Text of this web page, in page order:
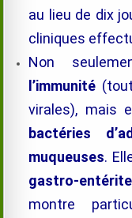
au lieu de dix
cliniques
Non
l’immunité
virales), mais
bactéries
muqueuses.
gastro-
montre